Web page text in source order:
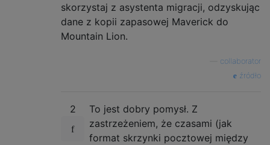
skorzystaj z asystenta migracji, odzyskując
dane z kopii zapasowej Maverick do
Mountain Lion.
collaborator
źródło
2
To jest dobry pomysł. Z
zastrzeżeniem, że czasami (jak
format skrzynki pocztowej między